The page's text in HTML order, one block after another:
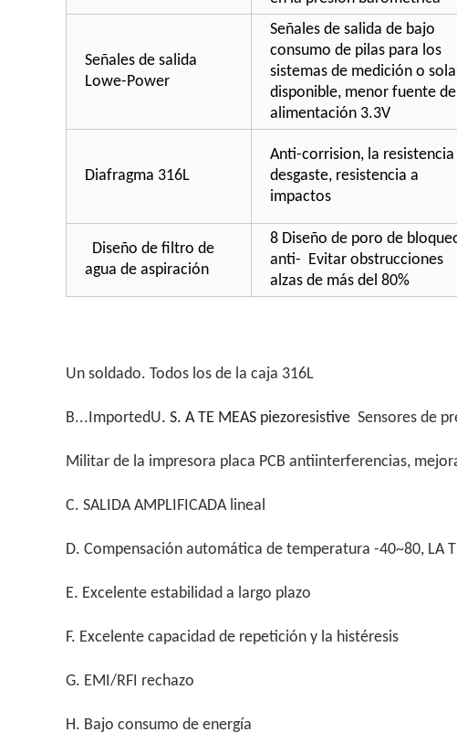
Señales de salida
Lowe-Power
Señales de salida de bajo
consumo de pilas para los
sistemas de medición o
disponible, menor fuente de
alimentación 3.3V
Diafragma 316L
Anti-corrision, la resistencia
desgaste, resistencia a
impactos
Diseño de filtro de
agua de aspiración
8 Diseño de poro de
anti- Evitar obstrucciones
alzas de más del 80%
Un soldado. Todos los de la caja 316L
B...ImportedU. S. A TE MEAS piezoresistive Sensores de
Militar de la impresora placa PCB antiinterferencias,
C. SALIDA AMPLIFICADA lineal
D. Compensación automática de temperatura -40~80, LA
E. Excelente estabilidad a largo plazo
F. Excelente capacidad de repetición y la histéresis
G. EMI/RFI rechazo
H. Bajo consumo de energía